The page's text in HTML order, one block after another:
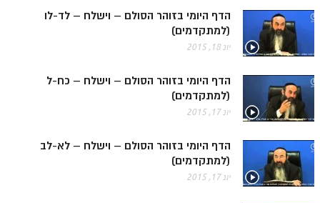
הזוהר הקדוש משפטים מתקדמים
הזוהר הקדוש תרומה השקפה
הזוהר הקדוש תרומה מתקדמים
הזוהר הקדוש ספרא דצניעותא
הזוהר הקדוש תצווה מתקדמים
ספר הזוהר הקדוש כי תשא השקפה
הדף היומי בזוהר הסולם – וישלח – לד-לו
(למתקדמים)
יונ 18, 2015
הדף היומי בזוהר הסולם – וישלח – כח-ל
(למתקדמים)
יונ 17, 2015
הדף היומי בזוהר הסולם – וישלח – לא-לב
(למתקדמים)
יונ 17, 2015